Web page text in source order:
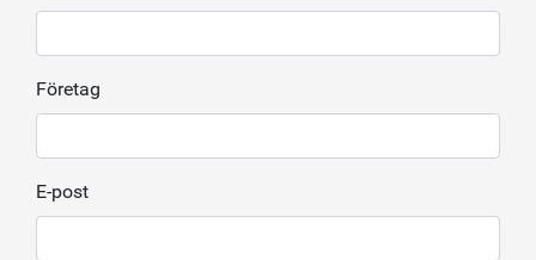
Företag
E-post